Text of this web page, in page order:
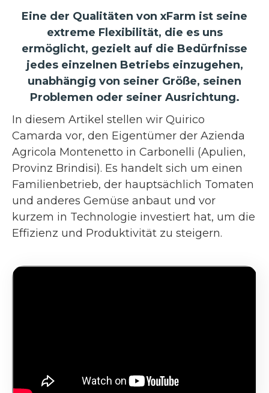
Eine der Qualitäten von xFarm ist seine
extreme Flexibilität, die es uns
ermöglicht, gezielt auf die Bedürfnisse
jedes einzelnen Betriebs einzugehen,
unabhängig von seiner Größe, seinen
Problemen oder seiner Ausrichtung.
In diesem Artikel stellen wir Quirico
Camarda vor, den Eigentümer der Azienda
Agricola Montenetto in Carbonelli (Apulien,
Provinz Brindisi). Es handelt sich um einen
Familienbetrieb, der hauptsächlich Tomaten
und anderes Gemüse anbaut und vor
kurzem in Technologie investiert hat, um die
Effizienz und Produktivität zu steigern.